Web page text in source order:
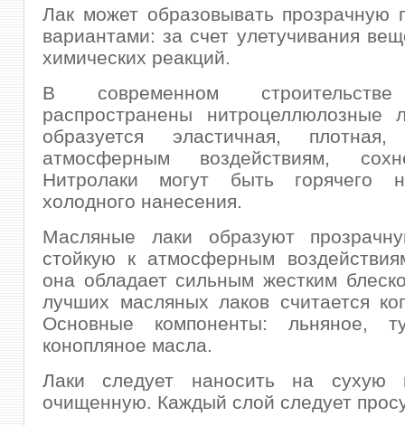
Лак может образовывать прозрачную
вариантами: за счет улетучивания
химических реакций.
В современном
распространены нитроцеллюлозные
образуется эластичная,
атмосферным воздействиям,
Нитролаки могут быть горячего
холодного нанесения.
Масляные лаки образуют
стойкую к атмосферным
она обладает сильным жестким
лучших масляных лаков считается
Основные компоненты: льняное,
конопляное масла.
Лаки следует наносить на сухую
очищенную. Каждый слой следует